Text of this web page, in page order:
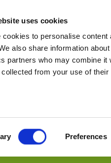
uses cookies
cookies to personalise
also share information
partners who may combine it
collected from your use of
Preferences